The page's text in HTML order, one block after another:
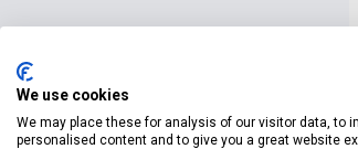
We use cookies
We may place these for analysis of our visitor data, to
personalised content and to give you a great website